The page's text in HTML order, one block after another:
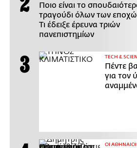
Ποιο είναι το
τραγούδι όλων των
Τι έδειξε έρευνα τριών
πανεπιστημίων
ΤECH &
Πέντε
για τον
ΟΙ ΑΘΗΝΑΙΟΙ